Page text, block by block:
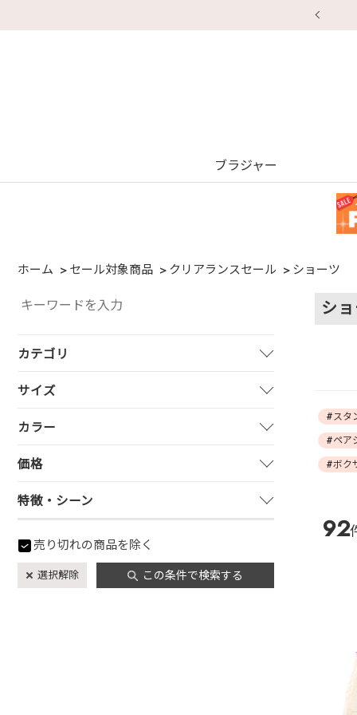
ブラジャー
ホーム セール対象商品 クリアランスセール ショーツ
サイズ
カラー
価格
特徴・シーン
売り切れの商品を除く
この条件で検索する
選択解除
シ
#スタ
#ペア
#ボク
92